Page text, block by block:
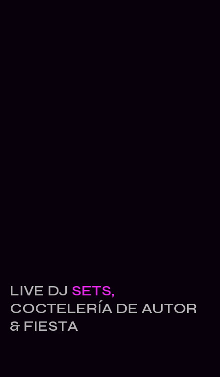
LIVE DJ SETS,
COCTELERÍA DE AUTOR
& FIESTA